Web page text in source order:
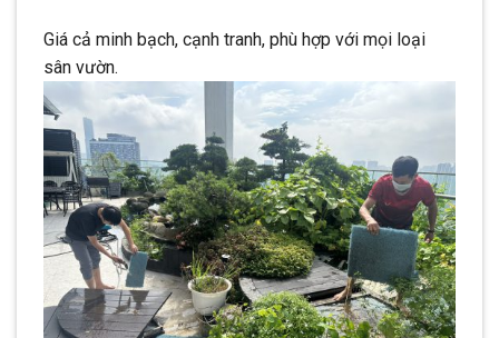
Giá cả minh bạch, cạnh tranh, phù hợp với mọi loại
sân vườn.